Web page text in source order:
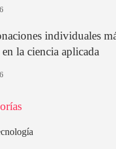
individuales
la ciencia aplicada